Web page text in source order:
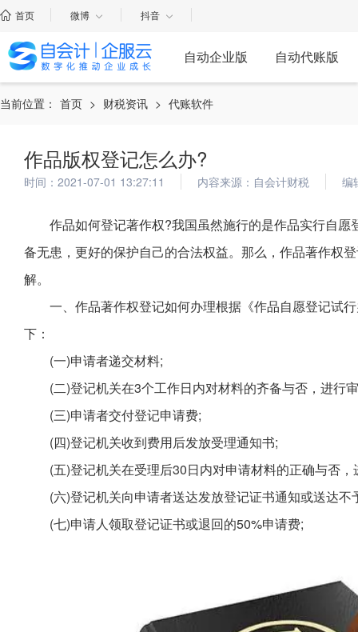
首页 微博 抖音
自动企业版 自动代账版
当前位置： 首页 > 财税资讯 > 代账软件
作品版权登记怎么办?
时间：2021-07-01 13:27:11 内容来源：自会计财税 编
作品如何登记著作权?我国虽然施行的是作品实行自
备无患，更好的保护自己的合法权益。那么，作品著作权
解。
一、作品著作权登记如何办理根据《作品自愿登记试
下：
(一)申请者递交材料;
(二)登记机关在3个工作日内对材料的齐备与否，进行
(三)申请者交付登记申请费;
(四)登记机关收到费用后发放受理通知书;
(五)登记机关在受理后30日内对申请材料的正确与否
(六)登记机关向申请者送达发放登记证书通知或送达不
(七)申请人领取登记证书或退回的50%申请费;